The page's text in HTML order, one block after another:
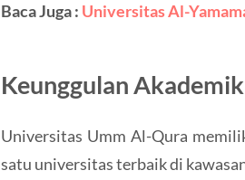
Baca Juga : Universitas Al-
Keunggulan Akademik
Universitas Umm Al-Qura
satu universitas terbaik di